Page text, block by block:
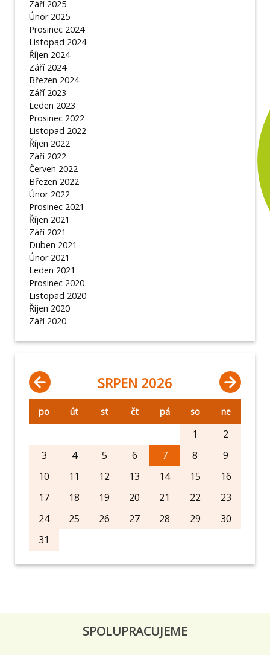
Září 2025
Únor 2025
Prosinec 2024
Listopad 2024
Říjen 2024
Září 2024
Březen 2024
Září 2023
Leden 2023
Prosinec 2022
Listopad 2022
Říjen 2022
Září 2022
Červen 2022
Březen 2022
Únor 2022
Prosinec 2021
Říjen 2021
Září 2021
Duben 2021
Únor 2021
Leden 2021
Prosinec 2020
Listopad 2020
Říjen 2020
Září 2020
SRPEN 2026
po út st čt pá so ne
1
2
3
4 5 6 7 8
9
10
11 12 13 14 15
16
17
18 19 20 21 22
23
24
25 26 27 28 29
30
31
SPOLUPRACUJEME